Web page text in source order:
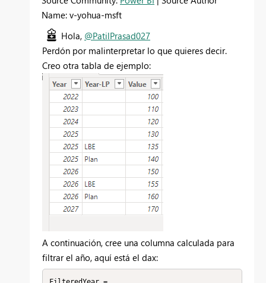
Name: v-yohua-msft
Hola, @PatilPrasad027
Perdón por malinterpretar lo que quieres decir.
Creo otra tabla de ejemplo:
A continuación, cree una columna calculada para
filtrar el año, aquí está el dax: